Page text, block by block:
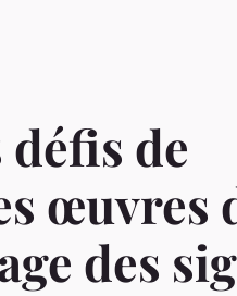
de
œuvres
des